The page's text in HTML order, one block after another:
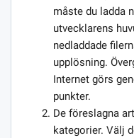
måste du ladda
utvecklarens
nedladdade
upplösning.
Internet görs
punkter.
De föreslagna
kategorier. Välj